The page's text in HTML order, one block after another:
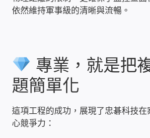
電腦維修銷售
電腦租賃方案
依然維持軍事級的清晰與流暢。
專業，就是把
題簡單化
這項工程的成功，展現了忠碁科技
心競爭力：